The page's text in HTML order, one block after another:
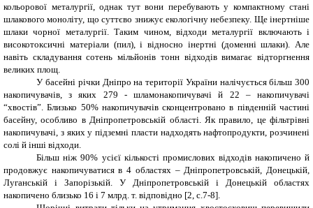
кольорової металургії, однак тут вони перебувають у компактному стані
шлакового моноліту, що суттєво знижує екологічну небезпеку. Ще інертніше
шлаки чорної металургії. Таким чином, відходи металургії включають і
високотоксичні матеріали (пил), і відносно інертні (доменні шлаки). Але
навіть складування сотень мільйонів тонн відходів вимагає відторгнення
великих площ.
У басейні річки Дніпро на території України налічується більш 300
накопичувачів, з яких 279 - шламонакопичувачі й 22 – накопичувачі
“хвостів”. Близько 50% накопичувачів сконцентровано в південній частині
басейну, особливо в Дніпропетровській області. Як правило, це фільтрівні
накопичувачі, з яких у підземні пласти надходять нафтопродукти, розчинені
солі й інші відходи.
Більш ніж 90% усієї кількості промислових відходів накопичено й
продовжує накопичуватися в 4 областях – Дніпропетровській, Донецькій,
Луганській і Запорізькій. У Дніпропетровській і Донецькій областях
накопичено близько 16 і 7 млрд. т. відповідно [2, с.7-8].